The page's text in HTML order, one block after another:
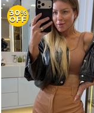
30%
OFF